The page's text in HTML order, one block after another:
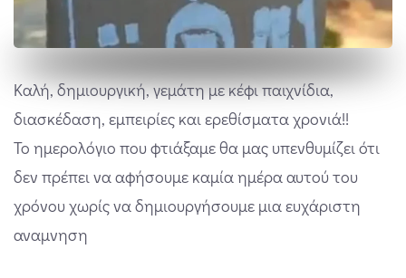
Καλή, δημιουργική, γεμάτη με κέφι παιχνίδια,
διασκέδαση, εμπειρίες και ερεθίσματα χρονιά!!
Το ημερολόγιο που φτιάξαμε θα μας υπενθυμίζει ότι
δεν πρέπει να αφήσουμε καμία ημέρα αυτού του
χρόνου χωρίς να δημιουργήσουμε μια ευχάριστη
αναμνηση